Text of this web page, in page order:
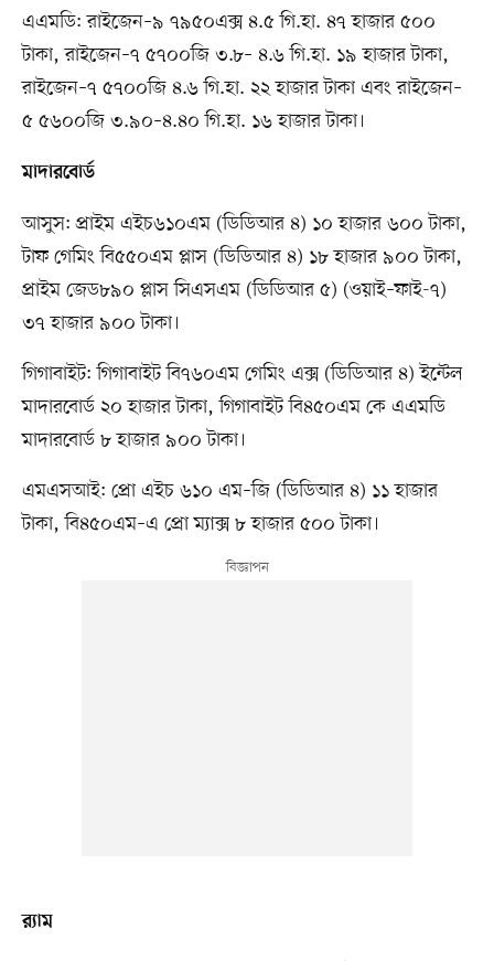
এএমডি: রাইজেন–৯ ৭৯৫০এক্স ৪.৫ গি.হা. ৪৭ হাজার ৫০০
টাকা, রাইজেন–৭ ৫৭০০জি ৩.৮– ৪.৬ গি.হা. ১৯ হাজার টাকা,
রাইজেন–৭ ৫৭০০জি ৪.৬ গি.হা. ২২ হাজার টাকা এবং রাইজেন–
৫ ৫৬০০জি ৩.৯০–৪.৪০ গি.হা. ১৬ হাজার টাকা।
মাদারবোর্ড
আসুস: প্রাইম এইচ৬১০এম (ডিডিআর ৪) ১০ হাজার ৬০০ টাকা,
টাফ গেমিং বি৫৫০এম প্লাস (ডিডিআর ৪) ১৮ হাজার ৯০০ টাকা,
প্রাইম জেড৮৯০ প্লাস সিএসএম (ডিডিআর ৫) (ওয়াই–ফাই-৭)
৩৭ হাজার ৯০০ টাকা।
গিগাবাইট: গিগাবাইট বি৭৬০এম গেমিং এক্স (ডিডিআর ৪) ইন্টেল
মাদারবোর্ড ২০ হাজার টাকা, গিগাবাইট বি৪৫০এম কে এএমডি
মাদারবোর্ড ৮ হাজার ৯০০ টাকা।
এমএসআই: প্রো এইচ ৬১০ এম–জি (ডিডিআর ৪) ১১ হাজার
টাকা, বি৪৫০এম–এ প্রো ম্যাক্স ৮ হাজার ৫০০ টাকা।
র‍্যাম